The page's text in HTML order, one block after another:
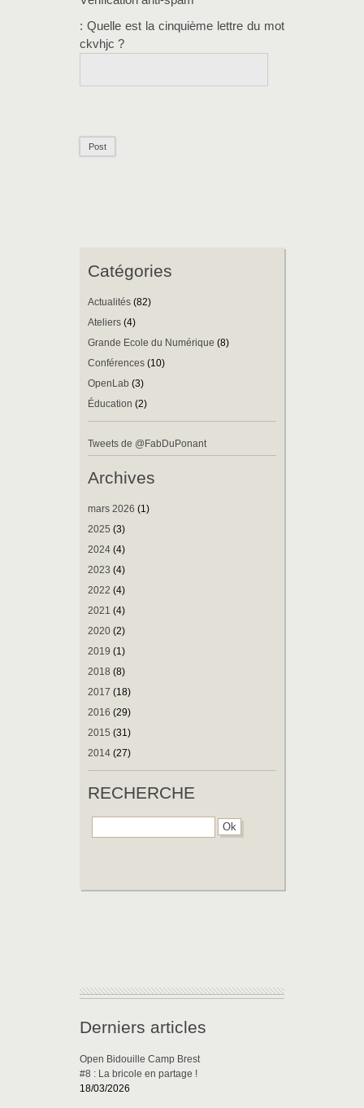
: Quelle est la cinquième lettre du mot
ckvhjc ?
Catégories
Actualités (82)
Ateliers (4)
Grande Ecole du Numérique (8)
Conférences (10)
OpenLab (3)
Éducation (2)
Tweets de @FabDuPonant
Archives
mars 2026 (1)
2025 (3)
2024 (4)
2023 (4)
2022 (4)
2021 (4)
2020 (2)
2019 (1)
2018 (8)
2017 (18)
2016 (29)
2015 (31)
2014 (27)
RECHERCHE
Derniers articles
Open Bidouille Camp Brest
#8 : La bricole en partage !
18/03/2026